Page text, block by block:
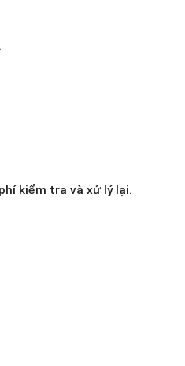
kiểm tra và xử lý lại.